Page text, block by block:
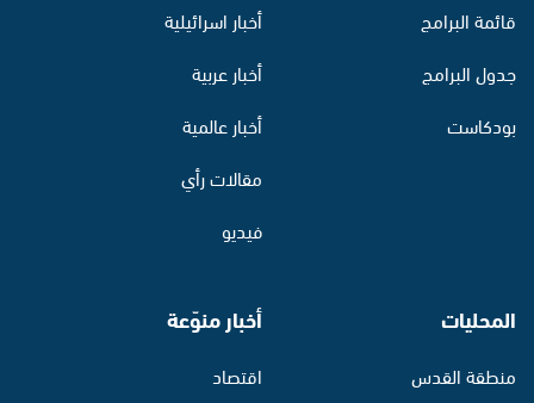
قائمة البرامج
جدول البرامج
بودكاست
أخبار اسرائيلية
أخبار عربية
أخبار عالمية
مقالات رأي
فيديو
المحليات
منطقة القدس
أخبار منوّعة
اقتصاد